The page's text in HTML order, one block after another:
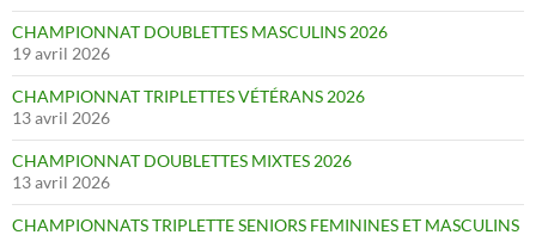
CHAMPIONNAT DOUBLETTES MASCULINS 2026
19 avril 2026
CHAMPIONNAT TRIPLETTES VÉTÉRANS 2026
13 avril 2026
CHAMPIONNAT DOUBLETTES MIXTES 2026
13 avril 2026
CHAMPIONNATS TRIPLETTE SENIORS FEMININES ET MASCULINS